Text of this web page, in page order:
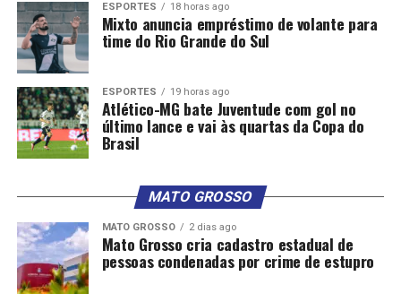
ESPORTES 18 horas ago
Mixto anuncia empréstimo de volante para
time do Rio Grande do Sul
ESPORTES 19 horas ago
Atlético-MG bate Juventude com gol no
último lance e vai às quartas da Copa do
Brasil
MATO GROSSO
MATO GROSSO 2 dias ago
Mato Grosso cria cadastro estadual de
pessoas condenadas por crime de estupro